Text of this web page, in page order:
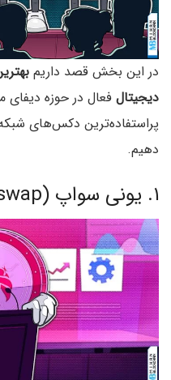
در این بخش قصد داریم
دیجیتال فعال در حوزه دیفای
پراستفاده‌ترین دکس‌های
دهیم.
۱. یونی سواپ (Uniswap)